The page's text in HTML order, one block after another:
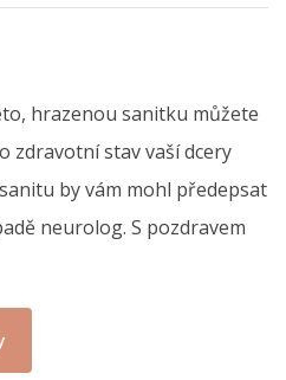
hrazenou sanitku můžete
zdravotní stav vaší dcery
by vám mohl předepsat
neurolog. S pozdravem